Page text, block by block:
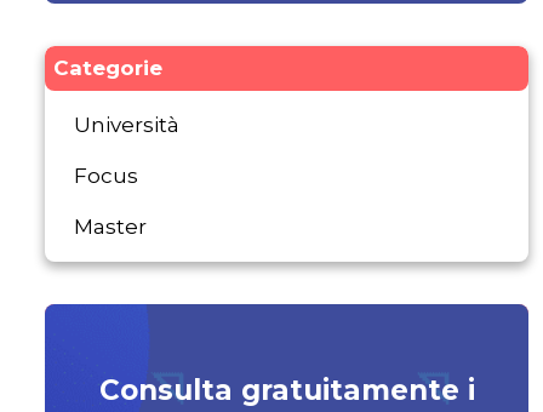
Categorie
Università
Focus
Master
Consulta gratuitamente i